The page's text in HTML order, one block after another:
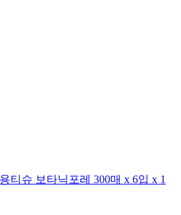
티슈 보타닉포레 300매 x 6입 x 1